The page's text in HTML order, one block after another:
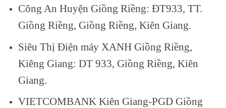
Công An Huyện Giồng Riềng: ĐT933, TT.
Giồng Riềng, Giồng Riềng, Kiên Giang.
Siêu Thị Điện máy XANH Giồng Riềng,
Kiêng Giang: DT 933, Giồng Riềng, Kiên
Giang.
VIETCOMBANK Kiên Giang-PGD Giồng